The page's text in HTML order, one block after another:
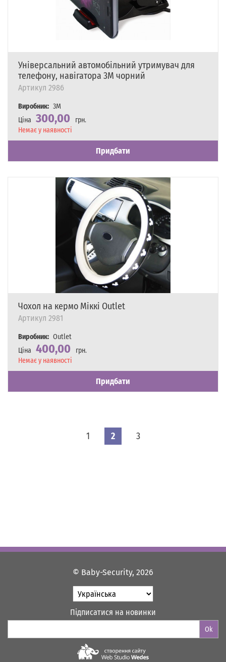
Універсальний автомобільний утримувач для
телефону, навігатора 3M чорний
Артикул 2986
Виробник: 3M
Ціна 300,00
грн.
Наявність
Немає у наявності
Придбати
Чохол на кермо Міккі Outlet
Артикул 2981
Виробник: Outlet
Ціна 400,00
грн.
Наявність
Немає у наявності
Придбати
1 2 3
© Baby-Security, 2026
Підписатися на новинки
Ok